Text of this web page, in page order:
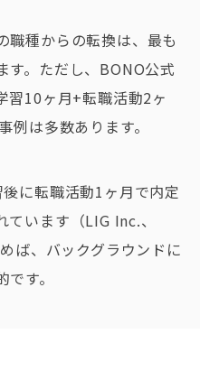
職種からの転換は、最も
す。ただし、BONO公式
習10ヶ月+転職活動2ヶ
例は多数あります。
に転職活動1ヶ月で内定
います（LIG Inc.、
ば、バックグラウンドに
す。